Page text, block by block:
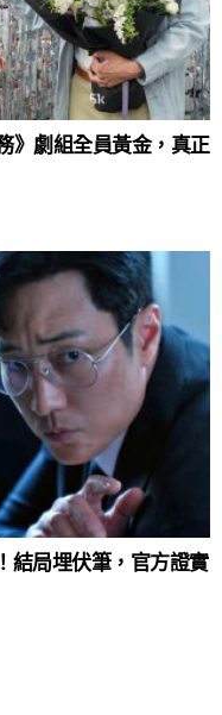
》劇組全員黃金，真正
結局埋伏筆，官方證實